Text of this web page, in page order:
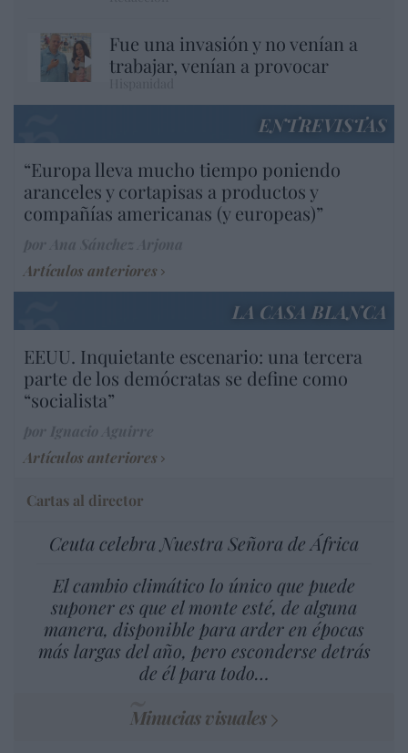
Fue una invasión y no venían a
trabajar, venían a provocar
ENTREVISTAS
“Europa lleva mucho tiempo poniendo
aranceles y cortapisas a productos y
compañías americanas (y europeas)”
Artículos anteriores
LA CASA BLANCA
EEUU. Inquietante escenario: una tercera
parte de los demócratas se define como
“socialista”
Artículos anteriores
Cartas al director
Ceuta celebra Nuestra Señora de África
El cambio climático lo único que puede
suponer es que el monte esté, de alguna
manera, disponible para arder en épocas
más largas del año, pero esconderse detrás
de él para todo…
Minucias visuales